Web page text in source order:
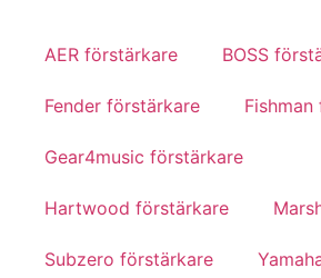
AER förstärkare BOSS
Fender förstärkare
Gear4music förstärkare
Hartwood förstärkare
Subzero förstärkare